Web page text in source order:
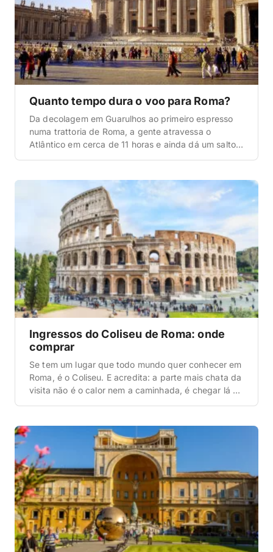
Quanto tempo dura o voo para Roma?
Da decolagem em Guarulhos ao primeiro espresso
numa trattoria de Roma, a gente atravessa o
Atlântico em cerca de 11 horas e ainda dá um salto
dura o voo para Roma, quanto costuma custar a
passagem e qual […]
Ingressos do Coliseu de Roma: onde
comprar
Se tem um lugar que todo mundo quer conhecer em
Roma, é o Coliseu. E acredita: a parte mais chata da
visita não é o calor nem a caminhada, é chegar lá e
montou esse guia completo pra […]